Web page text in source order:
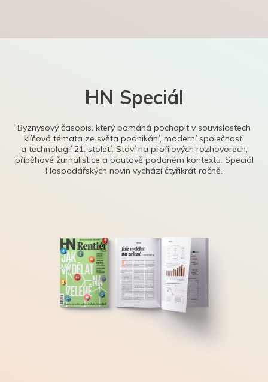
HN Speciál
Byznysový časopis, který pomáhá pochopit v souvislostech
klíčová témata ze světa podnikání, moderní společnosti
a technologií 21. století. Staví na profilových rozhovorech,
příběhové žurnalistice a poutavě podaném kontextu. Speciál
Hospodářských novin vychází čtyřikrát ročně.